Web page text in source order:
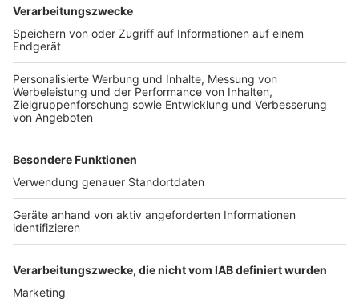
bereits an einer Regulierung und teilweise einem
Verbot dieser Chemikalien – ein kniffliges Unterfangen
allerdings. Denn wer PFAS verbietet, muss auch
Alternativen schaffen: Wie sollen dann
Feuerlöschmittel funktionieren? Wie lässt sich
Outdoor-Ausrüstung wasser- und schmutzabweisend
machen?
Die Lage ist kompliziert: Nicht alle PFAS-Varianten
sind gleich gefährlich, und ein einfaches Verbot würde
ganze Industrien lahmlegen.
Anzeige